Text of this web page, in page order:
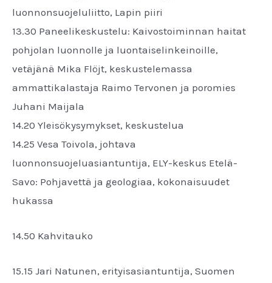
luonnonsuojeluliitto, Lapin piiri
13.30 Paneelikeskustelu: Kaivostoiminnan haitat
pohjolan luonnolle ja luontaiselinkeinoille,
vetäjänä Mika Flöjt, keskustelemassa
ammattikalastaja Raimo Tervonen ja poromies
Juhani Maijala
14.20 Yleisökysymykset, keskustelua
14.25 Vesa Toivola, johtava
luonnonsuojeluasiantuntija, ELY-keskus Etelä-
Savo: Pohjavettä ja geologiaa, kokonaisuudet
hukassa
14.50 Kahvitauko
15.15 Jari Natunen, erityisasiantuntija, Suomen